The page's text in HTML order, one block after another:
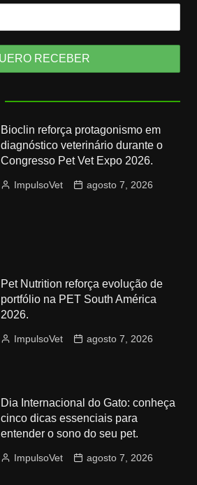
Bioclin reforça protagonismo em
diagnóstico veterinário durante o
Congresso Pet Vet Expo 2026.
ImpulsoVet agosto 7, 2026
Pet Nutrition reforça evolução de
portfólio na PET South América
2026.
ImpulsoVet agosto 7, 2026
Dia Internacional do Gato: conheça
cinco dicas essenciais para
entender o sono do seu pet.
ImpulsoVet agosto 7, 2026